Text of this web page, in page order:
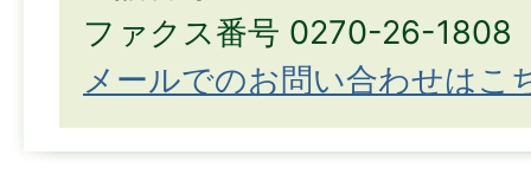
ファクス番号 0270-26-1808
メールでのお問い合わせはこ